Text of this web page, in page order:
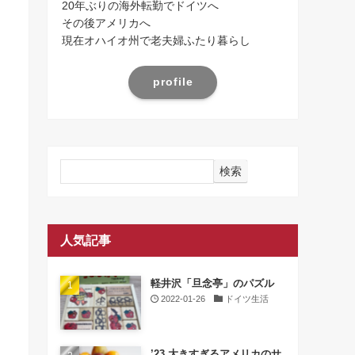
20年ぶりの海外転勤でドイツへ
その後アメリカへ
現在オハイオ州で老夫婦ふたり暮らし
profile
検索
人気記事
軽井沢「旦念亭」のパズル
2022-01-26 ドイツ生活